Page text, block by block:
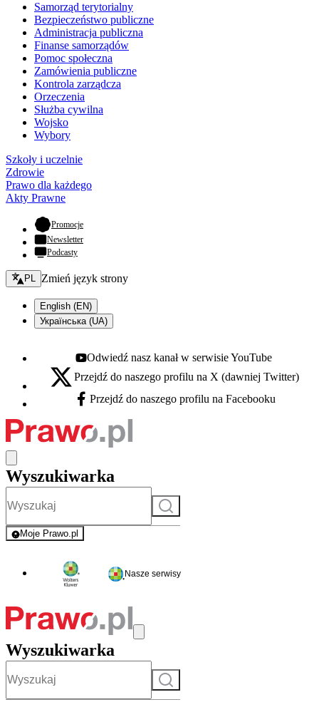
Samorząd terytorialny
Bezpieczeństwo publiczne
Administracja publiczna
Finanse samorządów
Pomoc społeczna
Zamówienia publiczne
Kontrola zarządcza
Orzeczenia
Służba cywilna
Wojsko
Wybory
Szkoły i uczelnie
Zdrowie
Prawo dla każdego
Akty Prawne
Promocje- otwiera się w nowej karcie
Newsletter
Podcasty
Zmień język - bieżący:
PL Zmień język strony
English (EN)
Українська (UA)
Youtube - otwiera się w nowej karcie
Odwiedź nasz kanał w serwisie YouTube
X - otwiera się w nowej karcie
Przejdź do naszego profilu na X (dawniej Twitter)
Facebook - otwiera się w nowej karcie
Przejdź do naszego profilu na Facebooku
Wyszukiwarka
Szukaj
Moje Prawo.pl
- rejestracja i logowanie do serwisu
Nasze serwisy
Wyszukiwarka
Szukaj